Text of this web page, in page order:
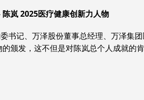
岚 2025医疗健康创新力人物
书记、万泽股份董事总经理、万泽集
颁发，这不但是对陈岚总个人成就的